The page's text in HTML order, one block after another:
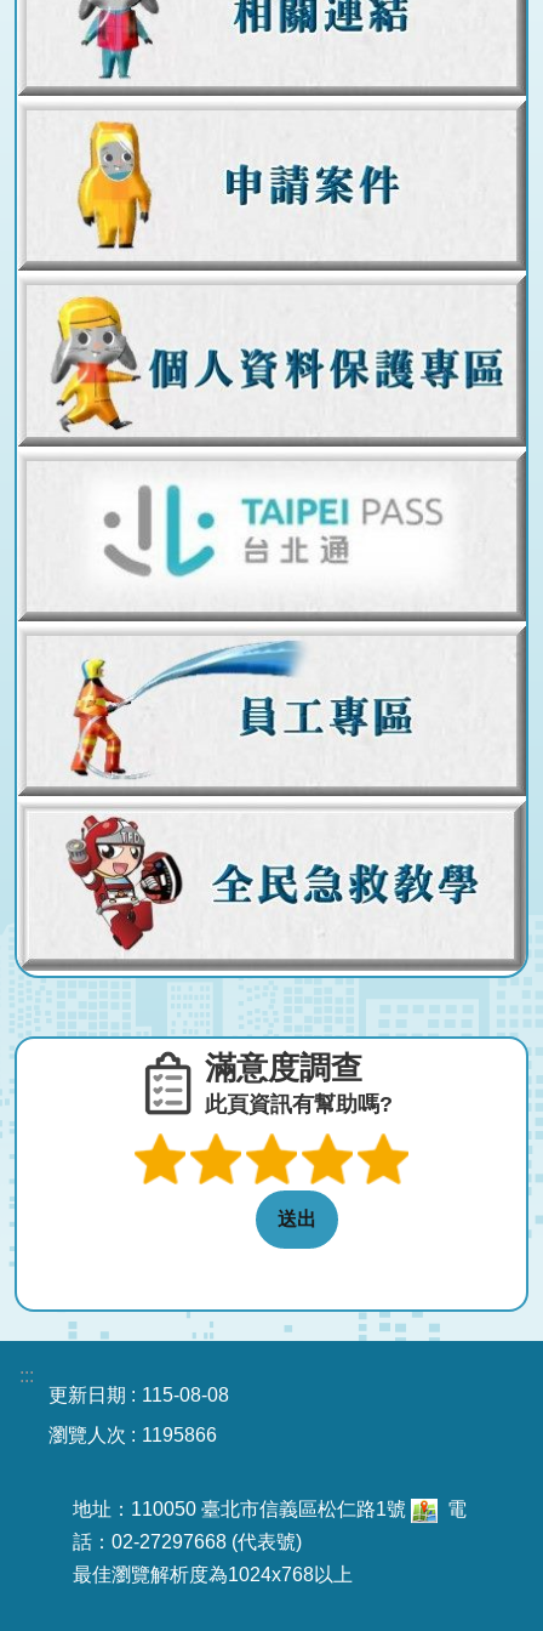
滿意度調查
此頁資訊有幫助嗎?
:::
更新日期
115-08-08
瀏覽人次
1195866
地址：110050 臺北市信義區松仁路1號
電
話：02-27297668 (代表號)
最佳瀏覽解析度為1024x768以上